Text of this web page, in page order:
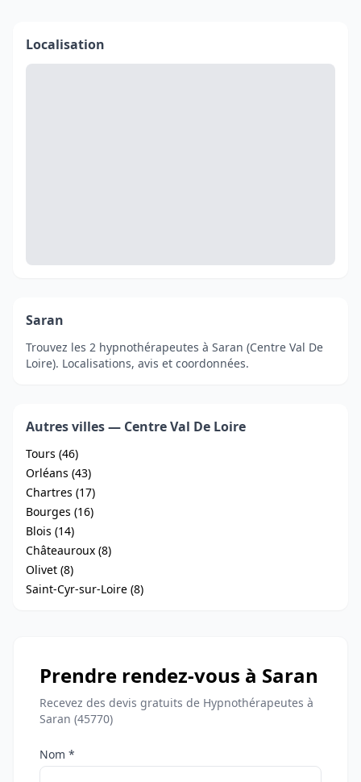
Localisation
Saran
Trouvez les 2 hypnothérapeutes à Saran (Centre Val De
Loire). Localisations, avis et coordonnées.
Autres villes — Centre Val De Loire
Tours (46)
Orléans (43)
Chartres (17)
Bourges (16)
Blois (14)
Châteauroux (8)
Olivet (8)
Saint-Cyr-sur-Loire (8)
Prendre rendez-vous à Saran
Recevez des devis gratuits de Hypnothérapeutes à
Saran (45770)
Nom *